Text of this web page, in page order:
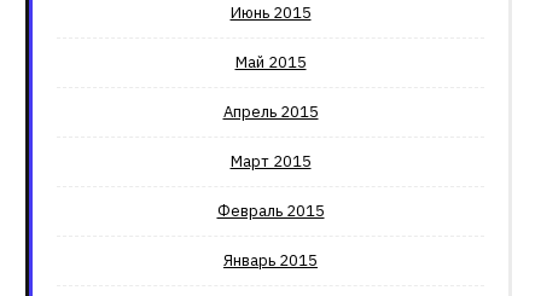
Июнь 2015
Май 2015
Апрель 2015
Март 2015
Февраль 2015
Январь 2015